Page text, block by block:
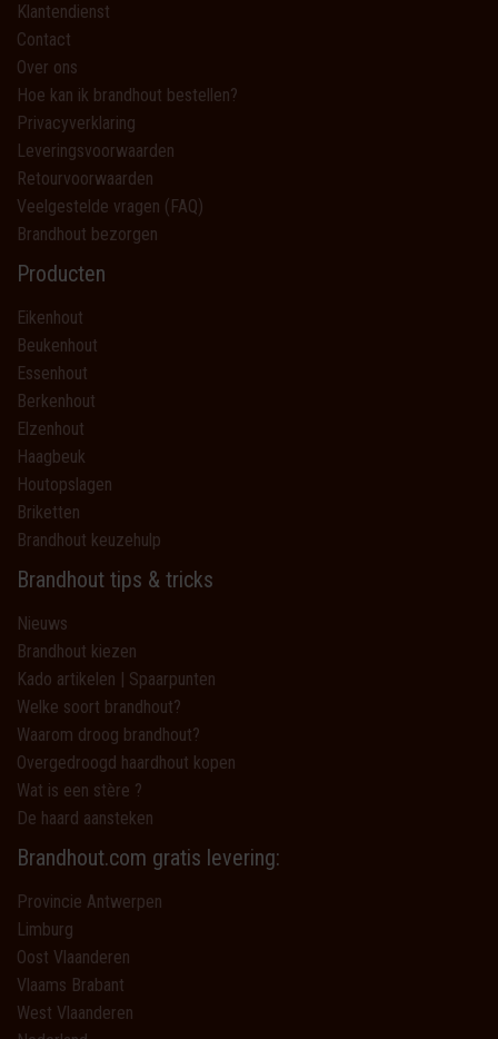
Klantendienst
Contact
Over ons
Hoe kan ik brandhout bestellen?
Privacyverklaring
Leveringsvoorwaarden
Retourvoorwaarden
Veelgestelde vragen (FAQ)
Brandhout bezorgen
Producten
Eikenhout
Beukenhout
Essenhout
Berkenhout
Elzenhout
Haagbeuk
Houtopslagen
Briketten
Brandhout keuzehulp
Brandhout tips & tricks
Nieuws
Brandhout kiezen
Kado artikelen | Spaarpunten
Welke soort brandhout?
Waarom droog brandhout?
Overgedroogd haardhout kopen
Wat is een stère ?
De haard aansteken
Brandhout.com gratis levering:
Provincie Antwerpen
Limburg
Oost Vlaanderen
Vlaams Brabant
West Vlaanderen